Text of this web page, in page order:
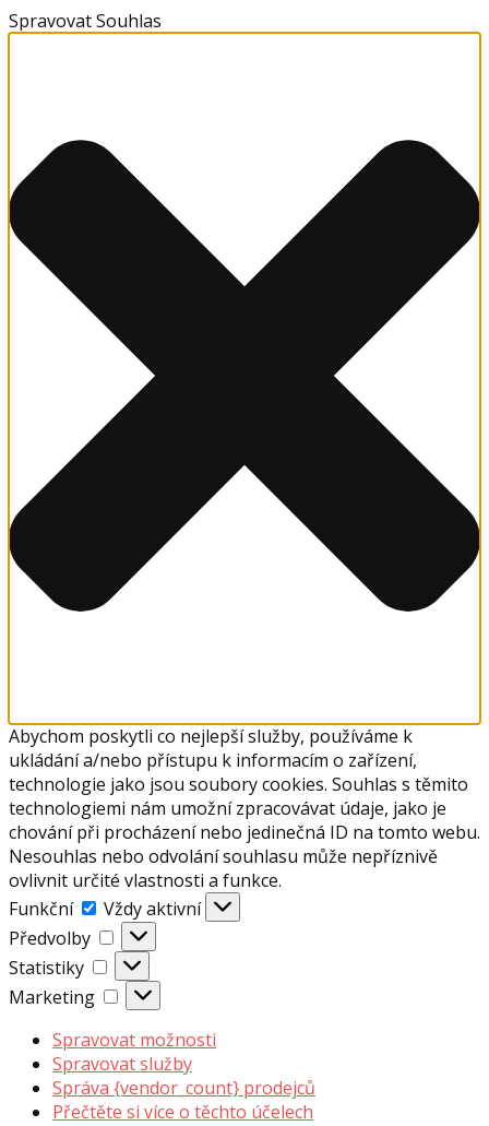
Spravovat Souhlas
Abychom poskytli co nejlepší služby, používáme k
ukládání a/nebo přístupu k informacím o zařízení,
technologie jako jsou soubory cookies. Souhlas s těmito
technologiemi nám umožní zpracovávat údaje, jako je
chování při procházení nebo jedinečná ID na tomto webu.
Nesouhlas nebo odvolání souhlasu může nepříznivě
ovlivnit určité vlastnosti a funkce.
Funkční
Funkční
Vždy aktivní
Předvolby
Předvolby
Statistiky
Statistiky
Marketing
Marketing
Spravovat možnosti
Spravovat služby
Správa {vendor_count} prodejců
Přečtěte si více o těchto účelech